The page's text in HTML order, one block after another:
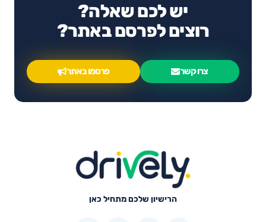
יש לכם שאלה?
רוצים לפרסם באתר?
צרו קשר פרסמו באתר
הרישיון שלכם מתחיל כאן